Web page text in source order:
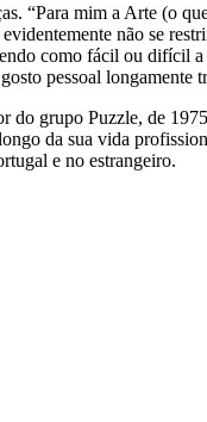
“Para mim a Arte (o
não se
como fácil ou difícil
pessoal longamente
do grupo Puzzle, de
da sua vida
e no estrangeiro.